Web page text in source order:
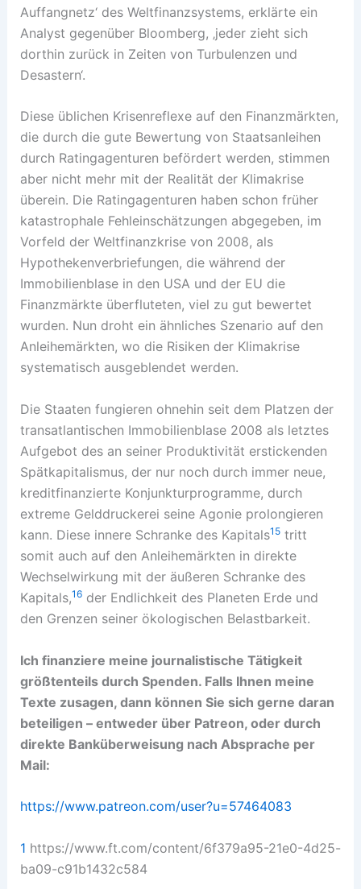
Auffangnetz‘ des Weltfinanzsystems, erklärte ein
Analyst gegenüber Bloomberg, ‚jeder zieht sich
dorthin zurück in Zeiten von Turbulenzen und
Desastern‘.
Diese üblichen Krisenreflexe auf den Finanzmärkten,
die durch die gute Bewertung von Staatsanleihen
durch Ratingagenturen befördert werden, stimmen
aber nicht mehr mit der Realität der Klimakrise
überein. Die Ratingagenturen haben schon früher
katastrophale Fehleinschätzungen abgegeben, im
Vorfeld der Weltfinanzkrise von 2008, als
Hypothekenverbriefungen, die während der
Immobilienblase in den USA und der EU die
Finanzmärkte überfluteten, viel zu gut bewertet
wurden. Nun droht ein ähnliches Szenario auf den
Anleihemärkten, wo die Risiken der Klimakrise
systematisch ausgeblendet werden.
Die Staaten fungieren ohnehin seit dem Platzen der
transatlantischen Immobilienblase 2008 als letztes
Aufgebot des an seiner Produktivität erstickenden
Spätkapitalismus, der nur noch durch immer neue,
kreditfinanzierte Konjunkturprogramme, durch
extreme Gelddruckerei seine Agonie prolongieren
kann. Diese innere Schranke des Kapitals15tritt
somit auch auf den Anleihemärkten in direkte
Wechselwirkung mit der äußeren Schranke des
Kapitals,16der Endlichkeit des Planeten Erde und
den Grenzen seiner ökologischen Belastbarkeit.
Ich finanziere meine journalistische Tätigkeit
größtenteils durch Spenden. Falls Ihnen meine
Texte zusagen, dann können Sie sich gerne daran
beteiligen – entweder über Patreon, oder durch
direkte Banküberweisung nach Absprache per
Mail:
https://www.patreon.com/user?u=57464083
1 https://www.ft.com/content/6f379a95-21e0-4d25-
ba09-c91b1432c584